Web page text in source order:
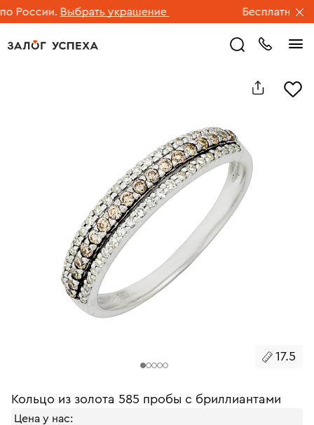
России. Выбрать украшение Бесплатная
17.5
Кольцо из золота 585 пробы с бриллиантами
Цена у нас: